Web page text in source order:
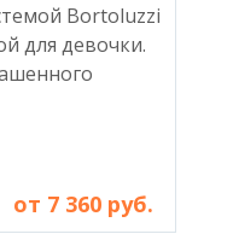
Bortoluzzi
для девочки.
от 7 360 руб.